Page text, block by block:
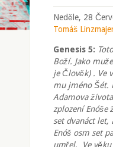
Neděle, 28
Tomáš
Genesis 5:
Boží. Jako
je Člověk) . Ve
mu jméno Šét.
Adamova
zplození Enóše
set dvanáct let,
Enóš osm set
umřel. Ve věku